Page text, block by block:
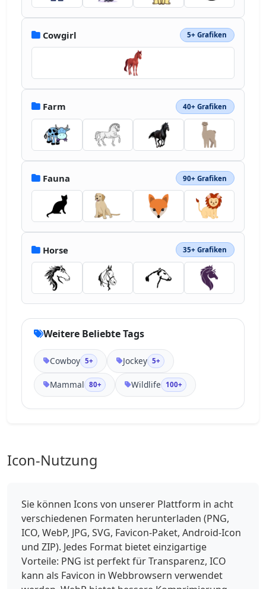
Cowgirl 5+ Grafiken
Farm 40+ Grafiken
Fauna 90+ Grafiken
Horse 35+ Grafiken
Weitere Beliebte Tags
Cowboy 5+ Jockey 5+
Mammal 80+ Wildlife 100+
Icon-Nutzung
Sie können Icons von unserer Plattform in acht
verschiedenen Formaten herunterladen (PNG,
ICO, WebP, JPG, SVG, Favicon-Paket, Android-Icon
und ZIP). Jedes Format bietet einzigartige
Vorteile: PNG ist perfekt für Transparenz, ICO
kann als Favicon in Webbrowsern verwendet